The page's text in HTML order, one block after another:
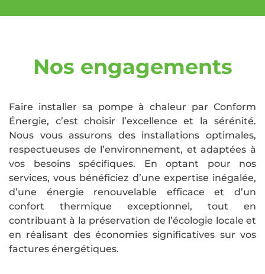
Nos engagements
Faire installer sa pompe à chaleur par Conform
Énergie, c’est choisir l’excellence et la sérénité.
Nous vous assurons des installations optimales,
respectueuses de l’environnement, et adaptées à
vos besoins spécifiques. En optant pour nos
services, vous bénéficiez d’une expertise inégalée,
d’une énergie renouvelable efficace et d’un
confort thermique exceptionnel, tout en
contribuant à la préservation de l’écologie locale et
en réalisant des économies significatives sur vos
factures énergétiques.